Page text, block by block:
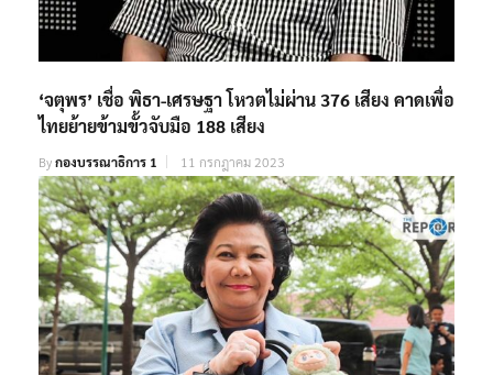
‘จตุพร’ เชื่อ พิธา-เศรษฐา โหวตไม่ผ่าน 376 เสียง คาดเพื่อ
ไทยย้ายข้ามขั้วจับมือ 188 เสียง
Byกองบรรณาธิการ 1 11 กรกฎาคม 2023